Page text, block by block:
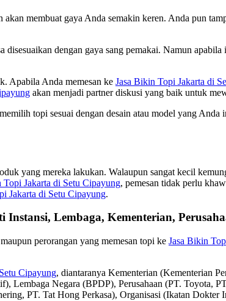
membuat gaya Anda semakin keren. Anda pun
dengan gaya sang pemakai. Namun
Apabila Anda memesan ke Jasa Bikin Topi Jakarta di
akan menjadi partner diskusi yang baik untuk
topi sesuai dengan desain atau model yang
yang mereka lakukan. Walaupun sangat kecil
Topi Jakarta di Setu Cipayung, pemesan tidak perlu
Jakarta di Setu Cipayung.
Lembaga, Kementerian,
perorangan yang memesan topi ke Jasa Bikin
Cipayung, diantaranya Kementerian (Kementerian
Lembaga Negara (BPDP), Perusahaan (PT.
PT. Tat Hong Perkasa), Organisasi (Ikatan